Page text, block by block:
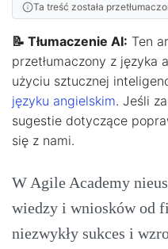
Ta treść została
📝 Tłumaczenie AI: Ten
przetłumaczony z języka
użyciu sztucznej
języku angielskim. Jeśli
sugestie dotyczące
się z nami.
W Agile Academy
wiedzy i wniosków od
niezwykły sukces i